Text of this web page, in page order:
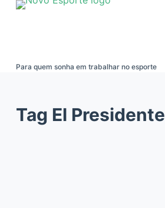
Pular
Para quem sonha em trabalhar no esporte
Tag El Presidente